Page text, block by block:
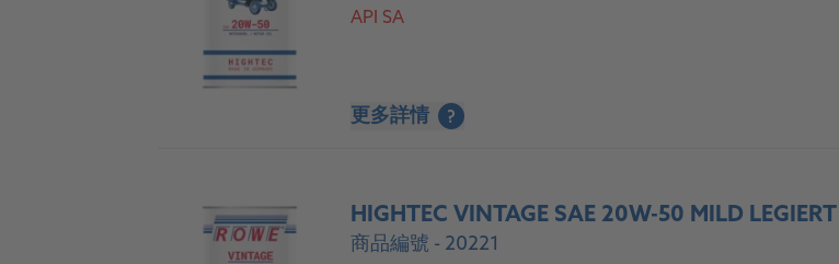
API SA
更多詳情 ?
HIGHTEC VINTAGE SAE 20W-50 MILD LEGIERT
商品編號 - 20221